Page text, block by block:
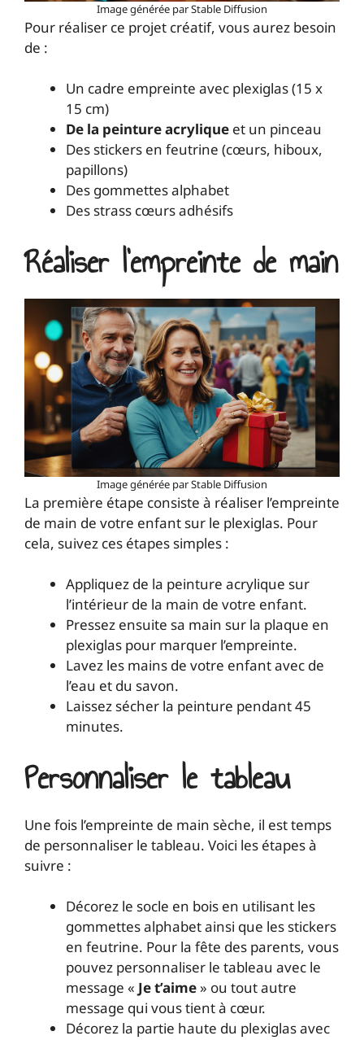
Image générée par Stable Diffusion
Pour réaliser ce projet créatif, vous aurez besoin
de :
Un cadre empreinte avec plexiglas (15 x
15 cm)
De la peinture acrylique et un pinceau
Des stickers en feutrine (cœurs, hiboux,
papillons)
Des gommettes alphabet
Des strass cœurs adhésifs
Réaliser l’empreinte de main
Image générée par Stable Diffusion
La première étape consiste à réaliser l’empreinte
de main de votre enfant sur le plexiglas. Pour
cela, suivez ces étapes simples :
Appliquez de la peinture acrylique sur
l’intérieur de la main de votre enfant.
Pressez ensuite sa main sur la plaque en
plexiglas pour marquer l’empreinte.
Lavez les mains de votre enfant avec de
l’eau et du savon.
Laissez sécher la peinture pendant 45
minutes.
Personnaliser le tableau
Une fois l’empreinte de main sèche, il est temps
de personnaliser le tableau. Voici les étapes à
suivre :
Décorez le socle en bois en utilisant les
gommettes alphabet ainsi que les stickers
en feutrine. Pour la fête des parents, vous
pouvez personnaliser le tableau avec le
message « Je t’aime» ou tout autre
message qui vous tient à cœur.
Décorez la partie haute du plexiglas avec